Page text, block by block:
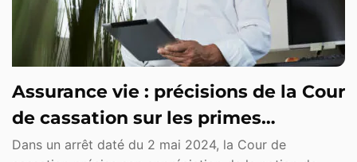
Assurance vie : précisions de la Cour
de cassation sur les primes
manifestement exagérées
Dans un arrêt daté du 2 mai 2024, la Cour de